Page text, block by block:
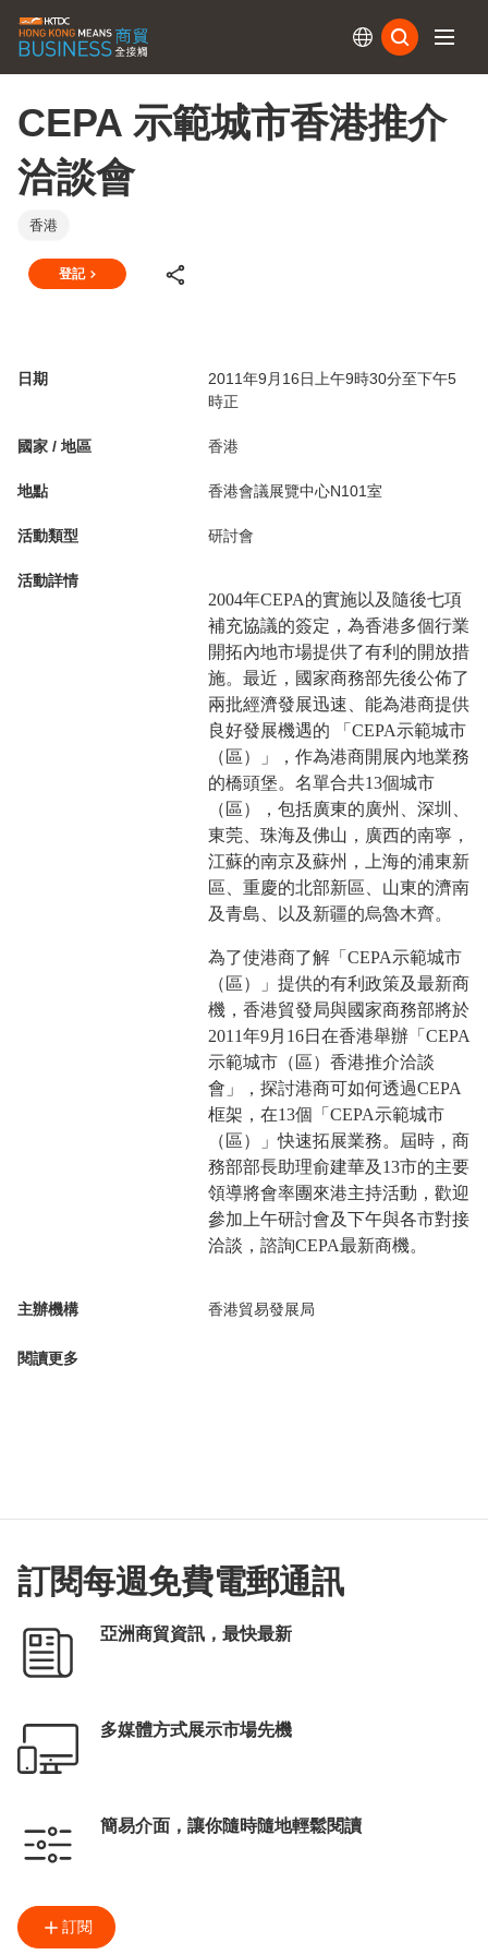
CEPA 示範城市香港推介
洽談會
香港
登記
日期
2011年9月16日上午9時30分至下午5
時正
國家 / 地區 香港
地點 香港會議展覽中心N101室
活動類型 研討會
活動詳情
2004年CEPA的實施以及隨後七項
補充協議的簽定，為香港多個行業
開拓內地市場提供了有利的開放措
施。最近，國家商務部先後公佈了
兩批經濟發展迅速、能為港商提供
良好發展機遇的 「CEPA示範城市
（區）」，作為港商開展內地業務
的橋頭堡。名單合共13個城市
（區），包括廣東的廣州、深圳、
東莞、珠海及佛山，廣西的南寧，
江蘇的南京及蘇州，上海的浦東新
區、重慶的北部新區、山東的濟南
及青島、以及新疆的烏魯木齊。
為了使港商了解「CEPA示範城市
（區）」提供的有利政策及最新商
機，香港貿發局與國家商務部將於
2011年9月16日在香港舉辦「CEPA
示範城市（區）香港推介洽談
會」，探討港商可如何透過CEPA
框架，在13個「CEPA示範城市
（區）」快速拓展業務。屆時，商
務部部長助理俞建華及13市的主要
領導將會率團來港主持活動，歡迎
參加上午研討會及下午與各市對接
洽談，諮詢CEPA最新商機。
主辦機構 香港貿易發展局
閱讀更多
訂閱每週免費電郵通訊
亞洲商貿資訊，最快最新
多媒體方式展示市場先機
簡易介面，讓你隨時隨地輕鬆閱讀
訂閱